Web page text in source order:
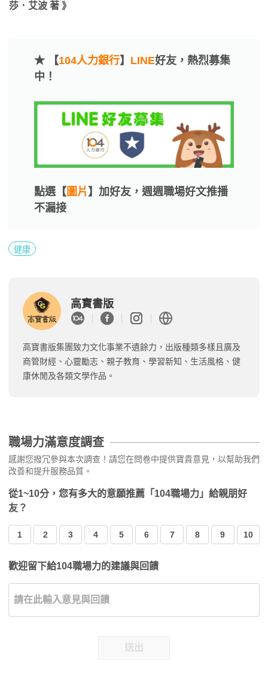
莎．艾波 著 》
★ 【104人力銀行】 LINE好友，熱烈募集
中！
點選【 圖片 】加好友，週週職場好文推播
不漏接
健康
高寶書版
高寶書版集團致力文化事業不遺餘力，出版種類多樣且廣及
商管財經、心靈勵志、親子教育、學習新知、生活風格、健
康休閒及各類文學作品。
職場力滿意度調查
感謝您撥冗參與本次調查！請您在問卷中提供寶貴意見，以幫助我們
改善和提升服務品質。
從1~10分，您有多大的意願推薦「104職場力」給親朋好
友？
1 2 3 4 5 6 7 8 9 10
歡迎留下給104職場力的建議與回饋
送出